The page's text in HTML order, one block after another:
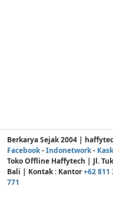
Berkarya Sejak 2004 |
Facebook-Indonetwork-
Toko Offline Haffytech | Jl.
Bali | Kontak : Kantor+62 811
771